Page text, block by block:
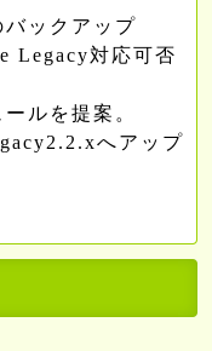
ックアップ
Legacy対応可否
ルを提案。
へアップ